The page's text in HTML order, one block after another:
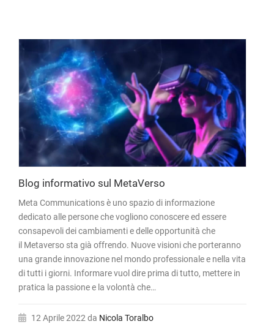
Blog informativo sul MetaVerso
Meta Communications è uno spazio di informazione
dedicato alle persone che vogliono conoscere ed essere
consapevoli dei cambiamenti e delle opportunità che
il Metaverso sta già offrendo. Nuove visioni che porteranno
una grande innovazione nel mondo professionale e nella vita
di tutti i giorni. Informare vuol dire prima di tutto, mettere in
pratica la passione e la volontà che…
12 Aprile 2022da Nicola Toralbo